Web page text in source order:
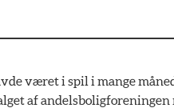
været i spil i mange
af